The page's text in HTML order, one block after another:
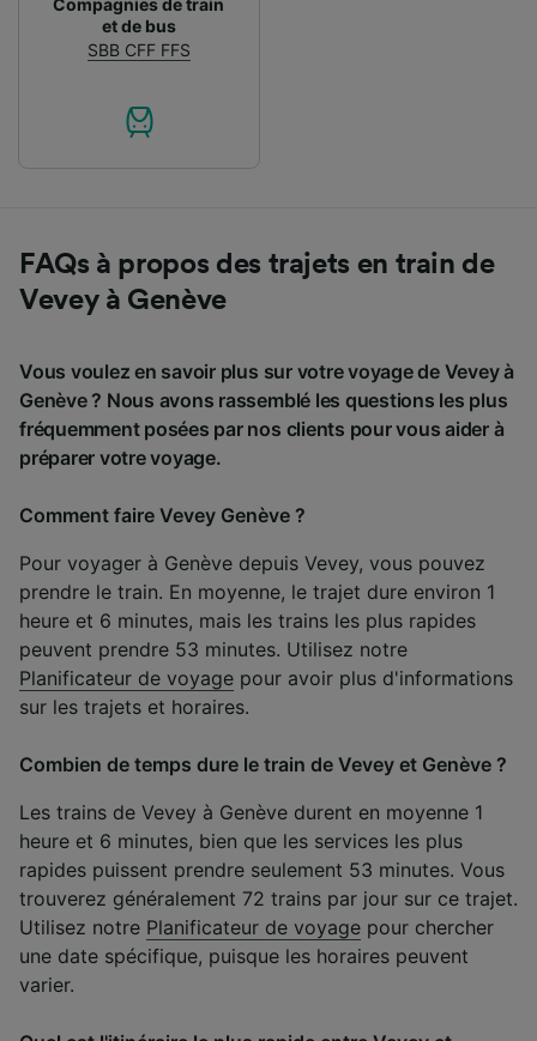
et de bus
SBB CFF FFS
FAQs à propos des trajets en train de
Vevey à Genève
Vous voulez en savoir plus sur votre voyage de Vevey à
Genève ? Nous avons rassemblé les questions les plus
fréquemment posées par nos clients pour vous aider à
préparer votre voyage.
Comment faire Vevey Genève ?
Pour voyager à Genève depuis Vevey, vous pouvez
prendre le train. En moyenne, le trajet dure environ 1
heure et 6 minutes, mais les trains les plus rapides
peuvent prendre 53 minutes. Utilisez notre
Planificateur de voyage pour avoir plus d'informations
sur les trajets et horaires.
Combien de temps dure le train de Vevey et Genève ?
Les trains de Vevey à Genève durent en moyenne 1
heure et 6 minutes, bien que les services les plus
rapides puissent prendre seulement 53 minutes. Vous
trouverez généralement 72 trains par jour sur ce trajet.
Utilisez notre Planificateur de voyage pour chercher
une date spécifique, puisque les horaires peuvent
varier.